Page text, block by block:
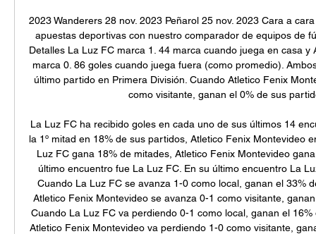
2023 Wanderers 28 nov. 2023 Peñarol 25 nov. 2023 Cara a
apuestas deportivas con nuestro comparador de equipos de
Detalles La Luz FC marca 1. 44 marca cuando juega en casa y
marca 0. 86 goles cuando juega fuera (como promedio).
último partido en Primera División. Cuando Atletico Fenix
como visitante, ganan el 0% de sus
La Luz FC ha recibido goles en cada uno de sus últimos 14
la 1º mitad en 18% de sus partidos, Atletico Fenix Montevideo
Luz FC gana 18% de mitades, Atletico Fenix Montevideo
último encuentro fue La Luz FC. En su último encuentro La
Cuando La Luz FC se avanza 1-0 como local, ganan el 33%
Atletico Fenix Montevideo se avanza 0-1 como visitante,
Cuando La Luz FC va perdiendo 0-1 como local, ganan el
Atletico Fenix Montevideo va perdiendo 1-0 como visitante,